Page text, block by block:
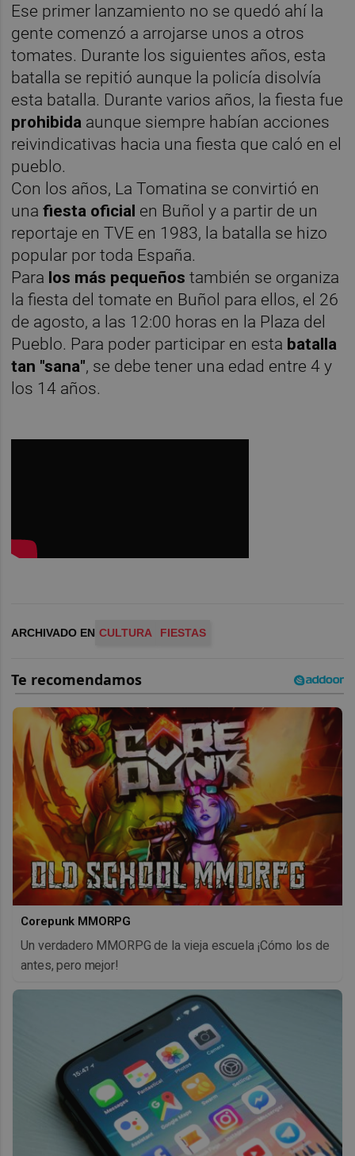
Ese primer lanzamiento no se quedó ahí la
gente comenzó a arrojarse unos a otros
tomates. Durante los siguientes años, esta
batalla se repitió aunque la policía disolvía
esta batalla. Durante varios años, la fiesta fue
prohibida aunque siempre habían acciones
reivindicativas hacia una fiesta que caló en el
pueblo.
Con los años, La Tomatina se convirtió en
unafiesta oficial en Buñol y a partir de un
reportaje en TVE en 1983, la batalla se hizo
popular por toda España.
Para los más pequeños también se organiza
la fiesta del tomate en Buñol para ellos, el 26
de agosto, a las 12:00 horas en la Plaza del
Pueblo. Para poder participar en esta batalla
tan "sana", se debe tener una edad entre 4 y
los 14 años.
ARCHIVADO EN CULTURA FIESTAS
Corepunk MMORPG
Un verdadero MMORPG de la vieja escuela ¡Cómo los de
antes, pero mejor!